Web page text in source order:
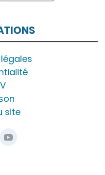
site